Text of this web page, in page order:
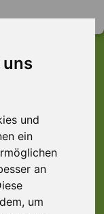
uns
und
ein
an
um
...
dabei: